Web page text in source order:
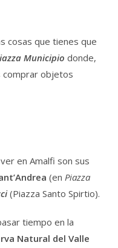
cosas que tienes que
Municipio donde,
comprar objetos
en Amalfi son sus
(enPiazza
(Piazza Santo Spirtio).
tiempo en la
Natural del Valle